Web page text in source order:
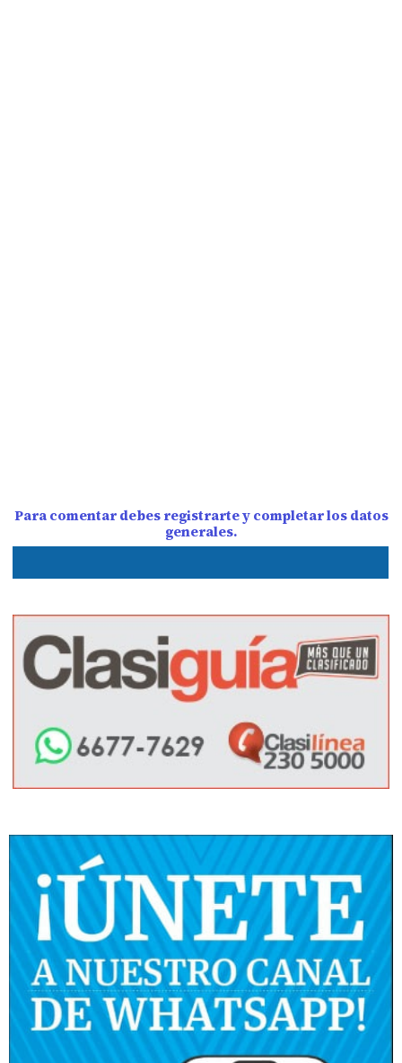
Para comentar debes registrarte y completar los datos
generales.